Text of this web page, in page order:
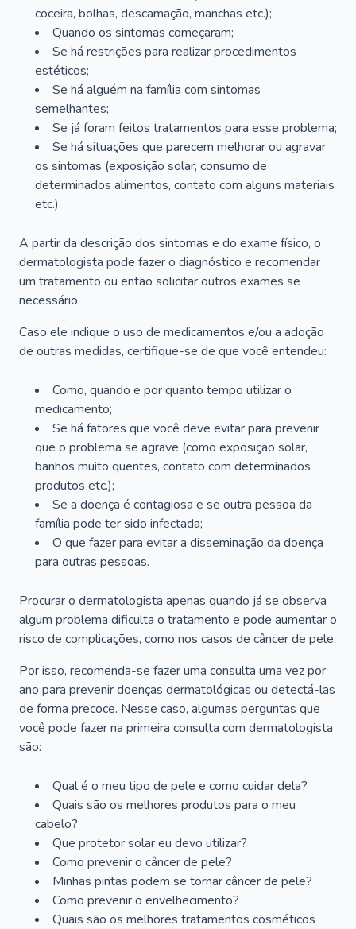
coceira, bolhas, descamação, manchas etc.);
Quando os sintomas começaram;
Se há restrições para realizar procedimentos
estéticos;
Se há alguém na família com sintomas
semelhantes;
Se já foram feitos tratamentos para esse problema;
Se há situações que parecem melhorar ou agravar
os sintomas (exposição solar, consumo de
determinados alimentos, contato com alguns materiais
etc.).
A partir da descrição dos sintomas e do exame físico, o
dermatologista pode fazer o diagnóstico e recomendar
um tratamento ou então solicitar outros exames se
necessário.
Caso ele indique o uso de medicamentos e/ou a adoção
de outras medidas, certifique-se de que você entendeu:
Como, quando e por quanto tempo utilizar o
medicamento;
Se há fatores que você deve evitar para prevenir
que o problema se agrave (como exposição solar,
banhos muito quentes, contato com determinados
produtos etc.);
Se a doença é contagiosa e se outra pessoa da
família pode ter sido infectada;
O que fazer para evitar a disseminação da doença
para outras pessoas.
Procurar o dermatologista apenas quando já se observa
algum problema dificulta o tratamento e pode aumentar o
risco de complicações, como nos casos de câncer de pele.
Por isso, recomenda-se fazer uma consulta uma vez por
ano para prevenir doenças dermatológicas ou detectá-las
de forma precoce. Nesse caso, algumas perguntas que
você pode fazer na primeira consulta com dermatologista
são:
Qual é o meu tipo de pele e como cuidar dela?
Quais são os melhores produtos para o meu
cabelo?
Que protetor solar eu devo utilizar?
Como prevenir o câncer de pele?
Minhas pintas podem se tornar câncer de pele?
Como prevenir o envelhecimento?
Quais são os melhores tratamentos cosméticos